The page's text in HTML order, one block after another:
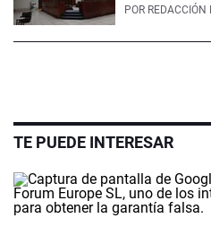
POR REDACCIÓN
TE PUEDE INTERESAR